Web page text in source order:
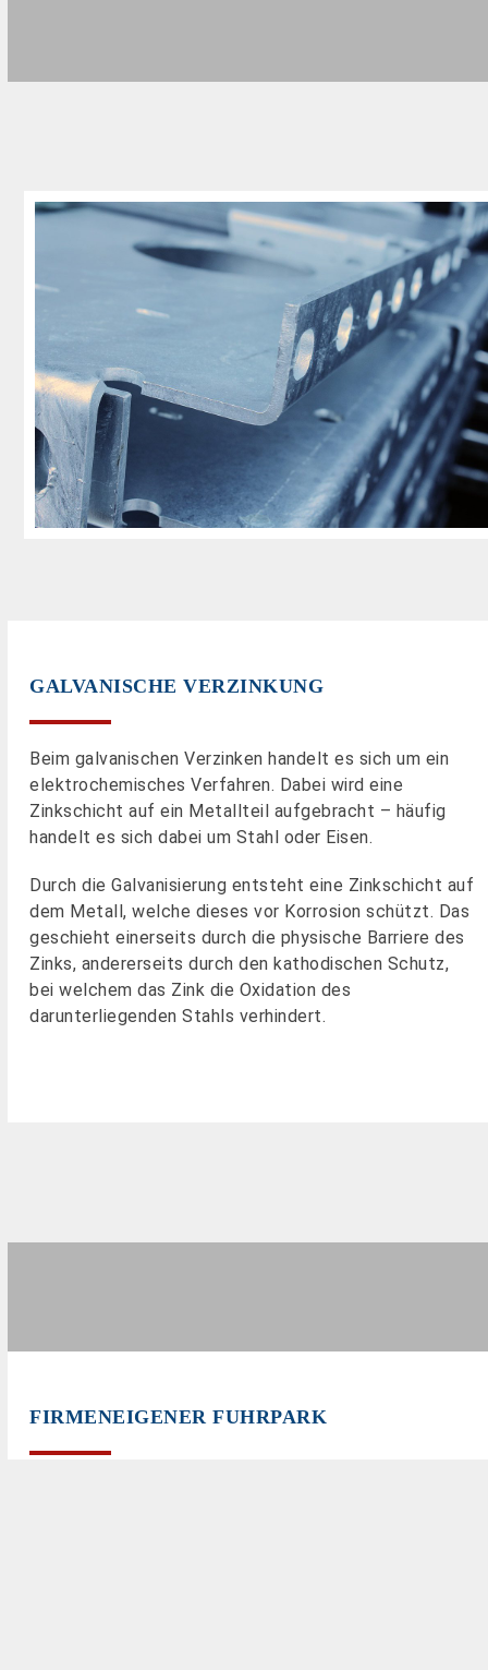
GALVANISCHE VERZINKUNG
Beim galvanischen Verzinken handelt es sich um ein
elektrochemisches Verfahren. Dabei wird eine
Zinkschicht auf ein Metallteil aufgebracht – häufig
handelt es sich dabei um Stahl oder Eisen.
Durch die Galvanisierung entsteht eine Zinkschicht auf
dem Metall, welche dieses vor Korrosion schützt. Das
geschieht einerseits durch die physische Barriere des
Zinks, andererseits durch den kathodischen Schutz,
bei welchem das Zink die Oxidation des
darunterliegenden Stahls verhindert.
FIRMENEIGENER FUHRPARK